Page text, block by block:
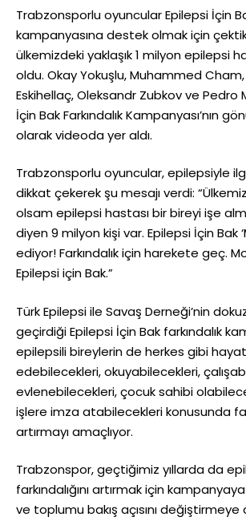
Trabzonsporlu oyuncular Epilepsi İçin
kampanyasına destek olmak için
ülkemizdeki yaklaşık 1 milyon epilepsi
oldu. Okay Yokuşlu, Muhammed
Eskihellaç, Oleksandr Zubkov ve Pedro
İçin Bak Farkındalık Kampanyası’nın
olarak videoda yer aldı.
Trabzonsporlu oyuncular, epilepsiyle
dikkat çekerek şu mesajı verdi:
olsam epilepsi hastası bir bireyi işe
diyen 9 milyon kişi var. Epilepsi İçin Bak
ediyor! Farkındalık için harekete geç.
Epilepsi için Bak.”
Türk Epilepsi ile Savaş Derneği’nin
geçirdiği Epilepsi İçin Bak farkındalık
epilepsili bireylerin de herkes gibi
edebilecekleri, okuyabilecekleri,
evlenebilecekleri, çocuk sahibi
işlere imza atabilecekleri konusunda
artırmayı amaçlıyor.
Trabzonspor, geçtiğimiz yıllarda da
farkındalığını artırmak için
ve toplumu bakış açısını